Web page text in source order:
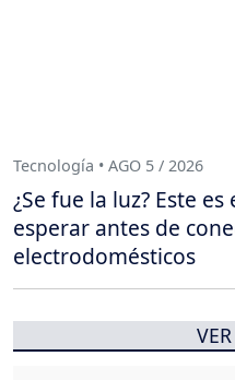
Tecnología • AGO 5 / 2026
¿Se fue la luz? Este
esperar antes de
electrodomésticos